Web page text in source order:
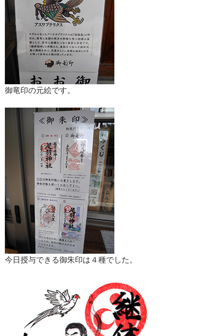
御竜印の元絵です。
今日授与できる御朱印は４種でした。